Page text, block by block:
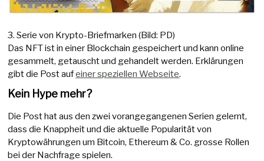
3. Serie von Krypto-Briefmarken (Bild: PD)
Das NFT ist in einer Blockchain gespeichert und kann online
gesammelt, getauscht und gehandelt werden. Erklärungen
gibt die Post aufeiner speziellen Webseite.
Kein Hype mehr?
Die Post hat aus den zwei vorangegangenen Serien gelernt,
dass die Knappheit und die aktuelle Popularität von
Kryptowährungen um Bitcoin, Ethereum & Co. grosse Rollen
bei der Nachfrage spielen.